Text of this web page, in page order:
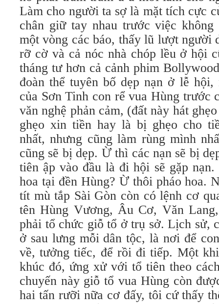
Làm cho người ta sợ là mặt tích cực
chân giữ tay nhau trước việc
một vòng các báo, thấy lũ lượt người
rỡ cờ và cả nóc nhà chóp lều ở hội
tháng tư hơn cả cảnh phim
đoàn thể tuyên bố dẹp nạn ở lễ hội,
của Sơn Tinh con rể vua Hùng trước
văn nghệ phản cảm, (đất này hát
ghẹo xin tiền hay là bị ghẹo cho
nhất, nhưng cũng làm rùng mình
cũng sẽ bị dẹp. Ừ thì các nạn sẽ bị
tiên ập vào đầu là đi hội sẽ gặp
hoa tại đền Hùng? Ừ thôi pháo hoa.
tít mù tắp Sài Gòn còn có lệnh cơ
tên Hùng Vương, Âu Cơ, Văn
phải tổ chức giỗ tổ ở trụ sở. Lịch sử,
ở sau lưng mỗi dân tộc, là nơi để
về, tưởng tiếc, để rồi đi tiếp. Một
khúc đó, ứng xử với tổ tiên theo
chuyến này giỗ tổ vua Hùng còn
hai tấn rưỡi nữa cơ đấy, tôi cứ thấy